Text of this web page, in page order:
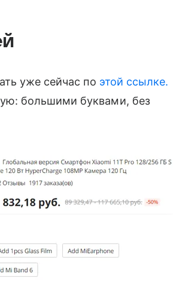
уже сейчас по этой ссылке.
большими буквами, без